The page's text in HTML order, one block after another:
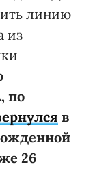
линию
из
по
в
26